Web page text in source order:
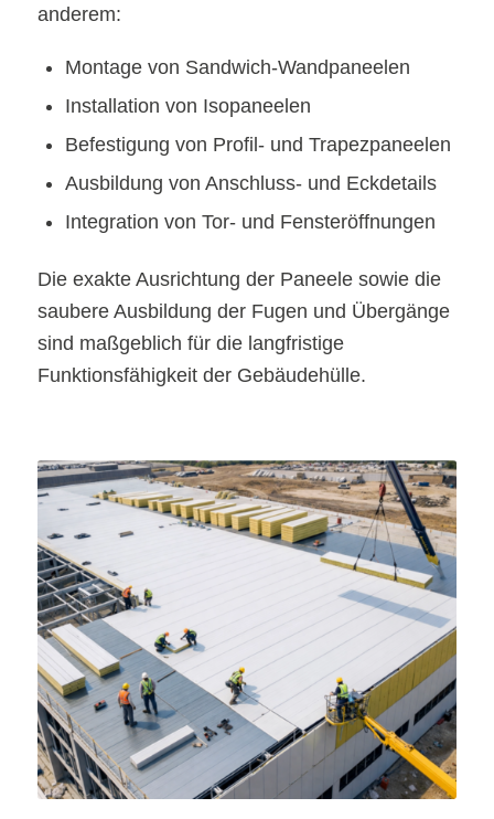
anderem:
Montage von Sandwich-Wandpaneelen
Installation von Isopaneelen
Befestigung von Profil- und Trapezpaneelen
Ausbildung von Anschluss- und Eckdetails
Integration von Tor- und Fensteröffnungen
Die exakte Ausrichtung der Paneele sowie die
saubere Ausbildung der Fugen und Übergänge
sind maßgeblich für die langfristige
Funktionsfähigkeit der Gebäudehülle.